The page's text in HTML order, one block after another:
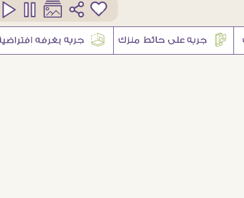
10